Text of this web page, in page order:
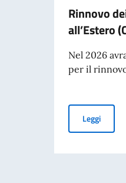
Rinnovo
all’Estero
Nel 2026
per il
Leggi